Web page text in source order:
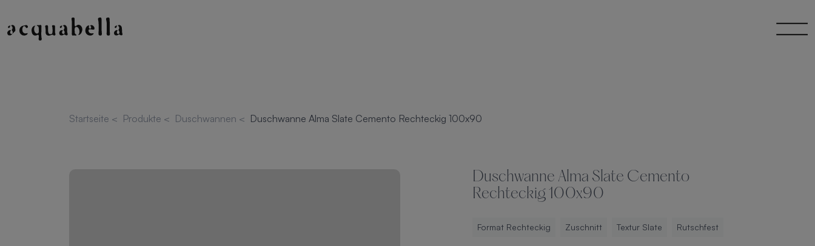
Startseite < Produkte < Duschwannen < Duschwanne Alma Slate Cemento Rechteckig 100x90
Duschwanne Alma Slate Cemento
Rechteckig 100x90
Format Rechteckig Zuschnitt Textur Slate Rutschfest